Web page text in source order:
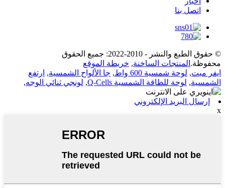
اتصل بنا
© حقوق الطبع والنشر - 2010-2022: جميع الحقوق
محفوظة. المنتجات الساخنة, خريطة الموقع
ايفر مبت, لوحة شمسية 600 واط , جا الألواح الشمسية, ارتفع
الشمسية, لوحة للطاقة الشمسية Q-Cells , لونجي ثنائي الوجه,
إرسال البريد الإلكتروني
x